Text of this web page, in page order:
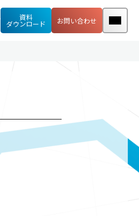
資料
ダウンロード お問い合わせ